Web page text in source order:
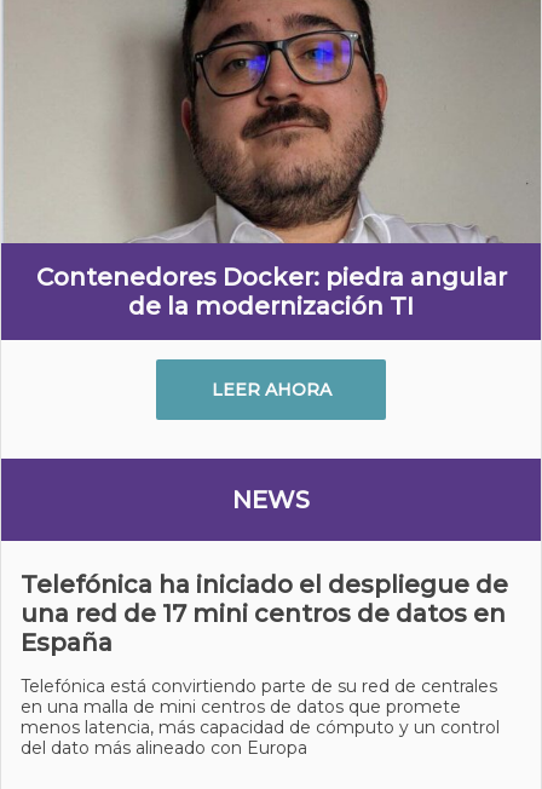
Contenedores Docker: piedra angular
de la modernización TI
LEER AHORA
NEWS
Telefónica ha iniciado el despliegue de
una red de 17 mini centros de datos en
España
Telefónica está convirtiendo parte de su red de centrales
en una malla de mini centros de datos que promete
menos latencia, más capacidad de cómputo y un control
del dato más alineado con Europa